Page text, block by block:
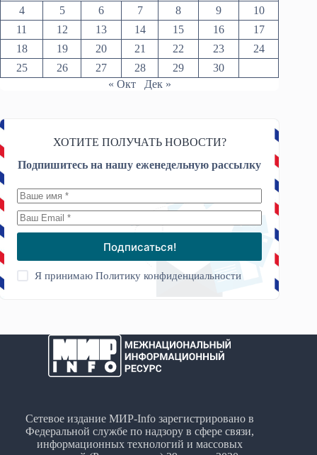
4
5 6 7 8 9
10
11
12 13 14 15 16
17
18
19 20 21 22 23
24
25
26 27 28 29
30
« Окт
Дек »
ХОТИТЕ ПОЛУЧАТЬ НОВОСТИ?
Подпишитесь на нашу еженедельную рассылку
Подписаться!
Я принимаюПолитику конфиденциальности
Сетевое издание МИР-Info зарегистрировано в
Федеральной службе по надзору в сфере связи,
информационных технологий и массовых